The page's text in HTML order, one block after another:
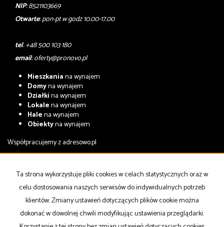
NIP: 8521103669
Otwarte: pon-pt w godz 10.00-17.00
tel. +48 500 103 180
email:oferty@pronovo.pl
Mieszkaniana wynajem
Domyna wynajem
Działkina wynajem
Lokalena wynajem
Halena wynajem
Obiektyna wynajem
Współpracujemy zadresowo.pl
Domyna sprzedaż
Działkina sprzedaż
Lokalena sprzedaż
Halena sprzedaż
Obiekty na sprzedaż
Ta strona wykorzystuje pliki cookies w celach statystycznych oraz w
celu dostosowania naszych serwisów do indywidualnych potrzeb
klientów. Zmiany ustawień dotyczących plików cookie można
dokonać w dowolnej chwili modyfikując ustawienia przeglądarki.